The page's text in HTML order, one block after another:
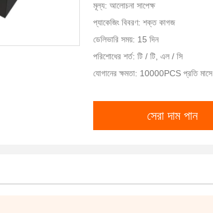
মূল্য: আলোচনা সাপেক্ষ
প্যাকেজিং বিবরণ: শক্ত কাগজ
ডেলিভারি সময়: 15 দিন
পরিশোধের শর্ত: টি / টি, এল / সি
যোগানের ক্ষমতা: 10000PCS প্রতি মাসে
সেরা দাম পান